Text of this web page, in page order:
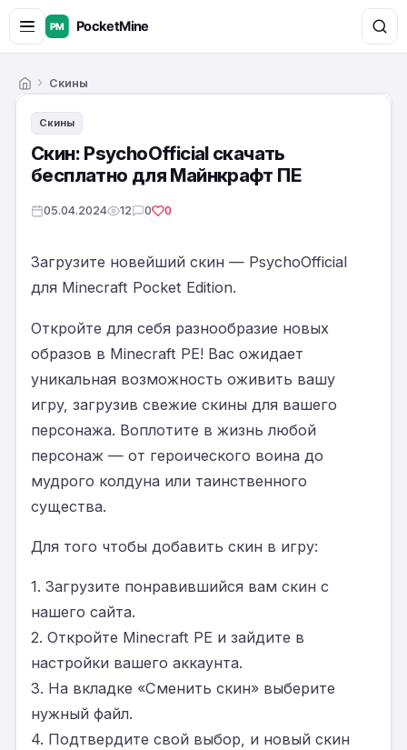
ГлавнаяСкины
Скины
Скин: PsychoOfficial скачать
бесплатно для Майнкрафт ПЕ
05.04.2024 12 0 0
Загрузите новейший скин — PsychoOfficial
для Minecraft Pocket Edition.
Откройте для себя разнообразие новых
образов в Minecraft PE! Вас ожидает
уникальная возможность оживить вашу
игру, загрузив свежие скины для вашего
персонажа. Воплотите в жизнь любой
персонаж — от героического воина до
мудрого колдуна или таинственного
существа.
Для того чтобы добавить скин в игру:
1. Загрузите понравившийся вам скин с
нашего сайта.
2. Откройте Minecraft PE и зайдите в
настройки вашего аккаунта.
3. На вкладке «Сменить скин» выберите
нужный файл.
4. Подтвердите свой выбор, и новый скин